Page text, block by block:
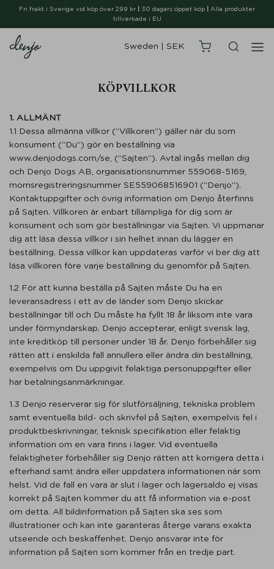
Fri frakt i Sverige vid köp över 299 kr 30 dagars öppet köp
Alla produkter
tillverkade i EU
Sweden SEK
KÖPVILLKOR
1. ALLMÄNT
1.1 Dessa allmänna villkor (”Villkoren”) gäller när du som
konsument (”Du”) gör en beställning via
www.denjodogs.com/se, (”Sajten”). Avtal ingås mellan dig
och Denjo Dogs AB, organisationsnummer 559068-5169,
momsregistreringsnummer SE559068516901 (”Denjo”).
Kontaktuppgifter och övrig information om Denjo återfinns
på Sajten. Villkoren är enbart tillämpliga för dig som är
konsument och som gör beställningar via Sajten. Vi uppmanar
dig att läsa dessa villkor i sin helhet innan du lägger en
beställning. Dessa villkor kan uppdateras varför vi ber dig att
läsa villkoren före varje beställning du genomför på Sajten.
1.2 För att kunna beställa på Sajten måste Du ha en
leveransadress i ett av de länder som Denjo skickar
beställningar till och Du måste ha fyllt 18 år liksom inte vara
under förmyndarskap. Denjo accepterar, enligt svensk lag,
inte kreditköp till personer under 18 år. Denjo förbehåller sig
rätten att i enskilda fall annullera eller ändra din beställning,
exempelvis om Du uppgivit felaktiga personuppgifter eller
har betalningsanmärkningar.
1.3 Denjo reserverar sig för slutförsäljning, tekniska problem
samt eventuella bild- och skrivfel på Sajten, exempelvis fel i
produktbeskrivningar, teknisk specifikation eller felaktig
information om en vara finns i lager. Vid eventuella
felaktigheter förbehåller sig Denjo rätten att korrigera detta i
efterhand samt ändra eller uppdatera informationen när som
helst. Vid de fall en vara är slut i lager och lagersaldo ej visas
korrekt på Sajten kommer du att få information via e-post
om detta. All bildinformation på Sajten ska ses som
illustrationer och kan inte garanteras återge varans exakta
utseende och beskaffenhet. Denjo ansvarar inte för
information på Sajten som kommer från en tredje part.